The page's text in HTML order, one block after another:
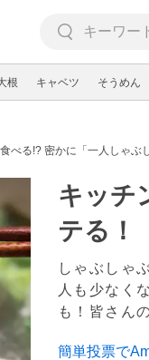
根 キャベツ そうめん
べる!? 密かに「一人しゃぶ
キッチ
テる！
しゃぶしゃ
人も少なく
も！皆さん
簡単投票で